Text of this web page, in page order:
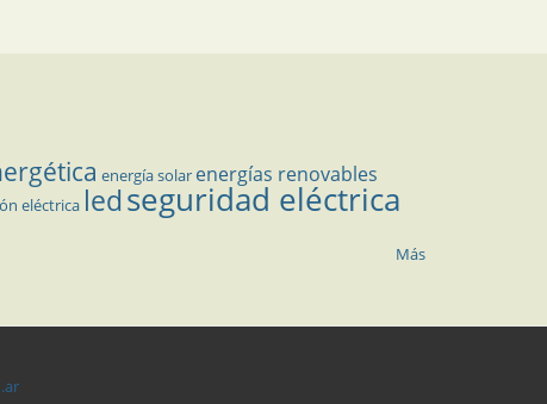
energía solar energías renovables
eléctrica ledseguridad eléctrica
Más